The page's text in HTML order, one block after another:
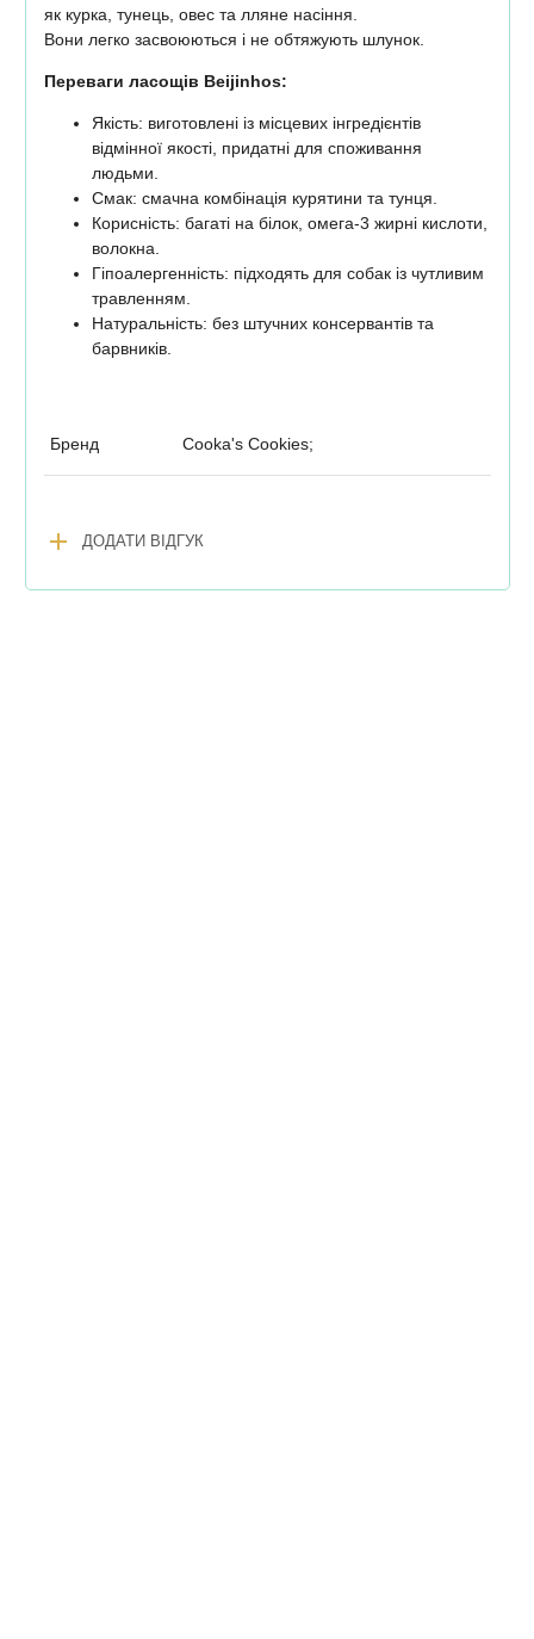
як курка, тунець, овес та лляне насіння.
Вони легко засвоюються і не обтяжують шлунок.
Переваги ласощів Beijinhos:
Якість: виготовлені із місцевих інгредієнтів
відмінної якості, придатні для споживання
людьми.
Смак: смачна комбінація курятини та тунця.
Корисність: багаті на білок, омега-3 жирні кислоти,
волокна.
Гіпоалергенність: підходять для собак із чутливим
травленням.
Натуральність: без штучних консервантів та
барвників.
Бренд Cooka's Cookies;
add ДОДАТИ ВІДГУК